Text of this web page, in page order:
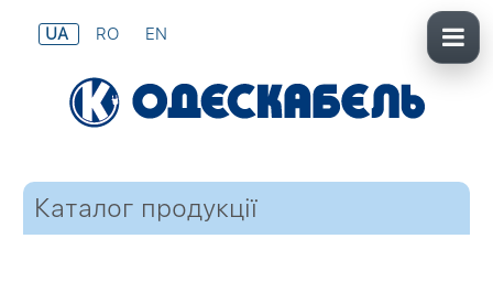
UA RO EN
Каталог продукції